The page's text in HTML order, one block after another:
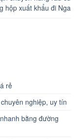
hộp xuất khẩu đi Nga
rẻ
nghiệp, uy tín
bằng đường